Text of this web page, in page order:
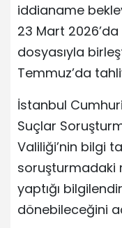
iddianame
23 Mart 2026’da
dosyasıyla
Temmuz’da
İstanbul
Suçlar
Valiliği’nin bilgi
soruşturmadaki
yaptığı
dönebileceğini